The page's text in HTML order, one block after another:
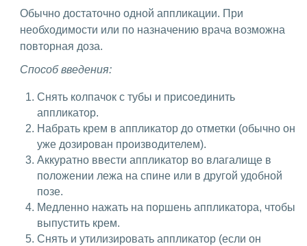
Обычно достаточно одной аппликации. При
необходимости или по назначению врача возможна
повторная доза.
Способ введения:
Снять колпачок с тубы и присоединить
аппликатор.
Набрать крем в аппликатор до отметки (обычно он
уже дозирован производителем).
Аккуратно ввести аппликатор во влагалище в
положении лежа на спине или в другой удобной
позе.
Медленно нажать на поршень аппликатора, чтобы
выпустить крем.
Снять и утилизировать аппликатор (если он